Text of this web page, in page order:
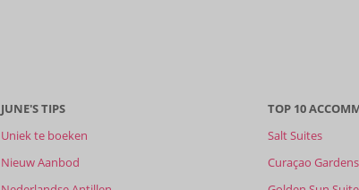
JUNE'S TIPS
Uniek te boeken
Nieuw Aanbod
TOP 10
Salt Suites
Curaçao